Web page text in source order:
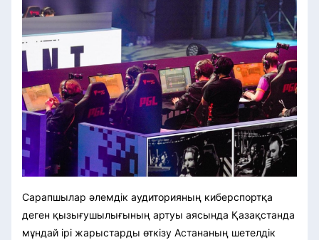
Сарапшылар әлемдік аудиторияның киберспортқа
деген қызығушылығының артуы аясында Қазақстанда
мұндай ірі жарыстарды өткізу Астананың шетелдік